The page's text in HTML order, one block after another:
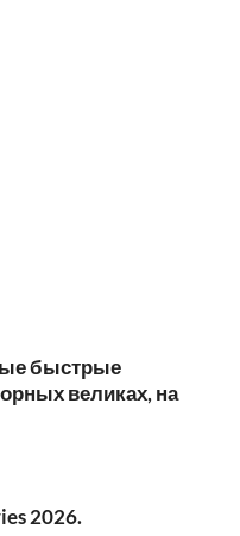
быстрые
великах, на
2026.